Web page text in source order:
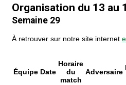
Organisation du 13 au
Semaine 29
À retrouver sur notre site internet
Équipe Date
Horaire
du
match
Adversaire